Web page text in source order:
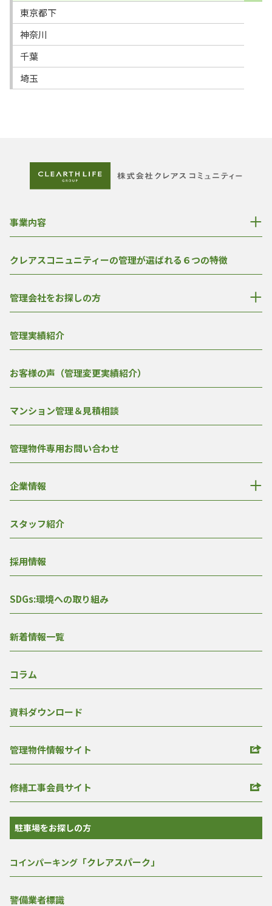
東京都下
神奈川
千葉
埼玉
事業内容
クレアスコニュニティーの管理が選ばれる６つの特徴
管理会社をお探しの方
管理実績紹介
お客様の声（管理変更実績紹介）
マンション管理＆見積相談
管理物件専用お問い合わせ
企業情報
スタッフ紹介
採用情報
SDGs:環境への取り組み
新着情報一覧
コラム
資料ダウンロード
管理物件情報サイト
修繕工事会員サイト
駐車場をお探しの方
コインパーキング 「クレアスパーク」
警備業者標識